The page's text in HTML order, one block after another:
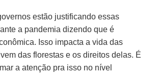
estão justificando essas
a pandemia dizendo que é
Isso impacta a vida das
das florestas e os direitos delas. É
a atenção pra isso no nível